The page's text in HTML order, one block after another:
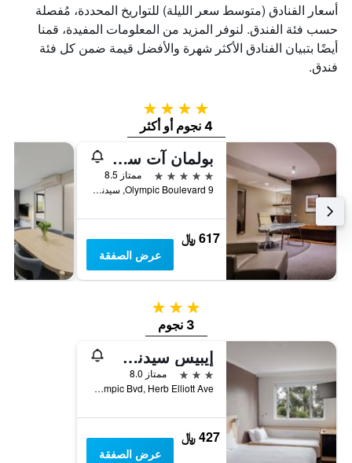
أسعار الفنادق (متوسط سعر الليلة) للتواريخ المحددة، مُفصلة
حسب فئة الفندق. لنوفر المزيد من المعلومات المفيدة، قمنا
أيضًا بتبيان الفنادق الأكثر شهرة والأفضل قيمة ضمن كل فئة
فندق.
4 نجوم
4 نجوم أو أكثر
بولمان آت سيدني أوليمبيك بارك
5 نجوم
ممتاز 8.5
9 Olympic Boulevard, سيدني, NSW, أستراليا
617 ﷼
عرض الصفقة
3 نجوم
3 نجوم
إيبيس سيدني أوليمبيك بارك
3 نجوم
ممتاز 8.0
Olympic Bvd, Herb Elliott Ave, سيدني, NSW, أستراليا
427 ﷼
عرض الصفقة